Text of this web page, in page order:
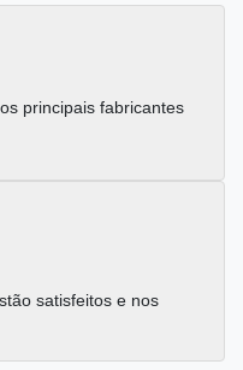
principais fabricantes
satisfeitos e nos